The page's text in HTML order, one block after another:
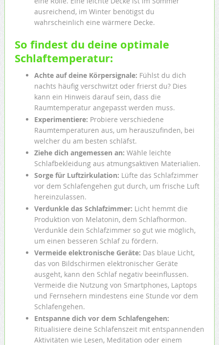
ausreichend, im Winter benötigst du
wahrscheinlich eine wärmere Decke.
So findest du deine optimale
Schlaftemperatur:
Achte auf deine Körpersignale: Fühlst du dich
nachts häufig verschwitzt oder frierst du? Dies
kann ein Hinweis darauf sein, dass die
Raumtemperatur angepasst werden muss.
Experimentiere: Probiere verschiedene
Raumtemperaturen aus, um herauszufinden, bei
welcher du am besten schläfst.
Ziehe dich angemessen an: Wähle leichte
Schlafbekleidung aus atmungsaktiven Materialien.
Sorge für Luftzirkulation: Lüfte das Schlafzimmer
vor dem Schlafengehen gut durch, um frische Luft
hereinzulassen.
Verdunkle das Schlafzimmer: Licht hemmt die
Produktion von Melatonin, dem Schlafhormon.
Verdunkle dein Schlafzimmer so gut wie möglich,
um einen besseren Schlaf zu fördern.
Vermeide elektronische Geräte: Das blaue Licht,
das von Bildschirmen elektronischer Geräte
ausgeht, kann den Schlaf negativ beeinflussen.
Vermeide die Nutzung von Smartphones, Laptops
und Fernsehern mindestens eine Stunde vor dem
Schlafengehen.
Entspanne dich vor dem Schlafengehen:
Ritualisiere deine Schlafenszeit mit entspannenden
Aktivitäten wie Lesen, Meditation oder einem